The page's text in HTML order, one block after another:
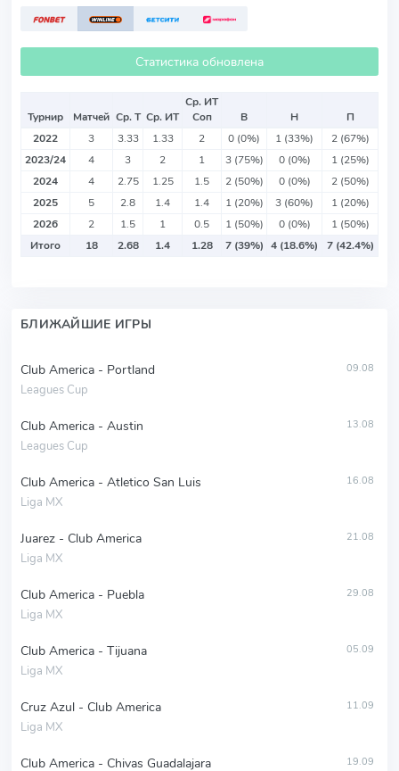
Статистика обновлена
Турнир Матчей Ср. Т Ср. ИТ
Ср. ИТ
Соп
В Н
П
2022
3 3.33 1.33 2 0 (0%) 1 (33%)
2 (67%)
2023/24
4 3 2 1 3 (75%) 0 (0%)
1 (25%)
2024
4 2.75 1.25 1.5 2 (50%) 0 (0%)
2 (50%)
2025
5 2.8 1.4 1.4 1 (20%) 3 (60%)
1 (20%)
2026
2 1.5 1 0.5 1 (50%) 0 (0%)
1 (50%)
Итого
18 2.68 1.4 1.28 7 (39%) 4 (18.6%) 7 (42.4%)
БЛИЖАЙШИЕ ИГРЫ
Club America - Portland
Leagues Cup
09.08
Club America - Austin
Leagues Cup
13.08
Club America - Atletico San Luis
Liga MX
16.08
Juarez - Club America
Liga MX
21.08
Club America - Puebla
Liga MX
29.08
Club America - Tijuana
Liga MX
05.09
Cruz Azul - Club America
Liga MX
11.09
Club America - Chivas Guadalajara 19.09